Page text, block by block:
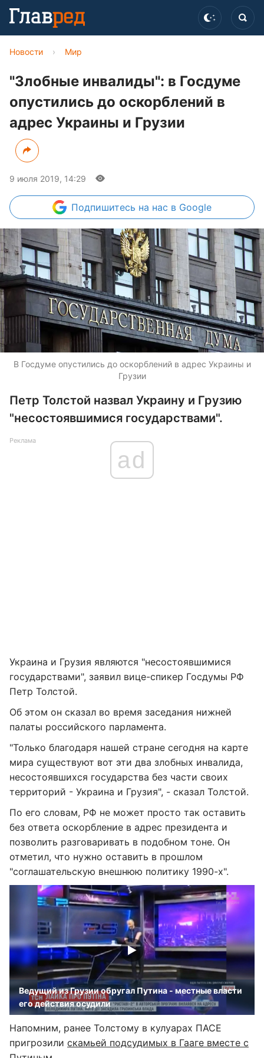
Новости › Мир
"Злобные инвалиды": в Госдуме
опустились до оскорблений в
адрес Украины и Грузии
9 июля 2019, 14:29
Подпишитесь на нас в Google
В Госдуме опустились до оскорблений в адрес Украины и
Грузии
Петр Толстой назвал Украину и Грузию
"несостоявшимися государствами".
Реклама
ad
Украина и Грузия являются "несостоявшимися
государствами", заявил вице-спикер Госдумы РФ
Петр Толстой.
Об этом он сказал во время заседания нижней
палаты российского парламента.
"Только благодаря нашей стране сегодня на карте
мира существуют вот эти два злобных инвалида,
несостоявшихся государства без части своих
территорий - Украина и Грузия", - сказал Толстой.
По его словам, РФ не может просто так оставить
без ответа оскорбление в адрес президента и
позволить разговаривать в подобном тоне. Он
отметил, что нужно оставить в прошлом
"соглашательскую внешнюю политику 1990-х".
Ведущий из Грузии обругал Путина - местные власти
его действия осудили
Напомним, ранее Толстому в кулуарах ПАСЕ
пригрозили скамьей подсудимых в Гааге вместе с